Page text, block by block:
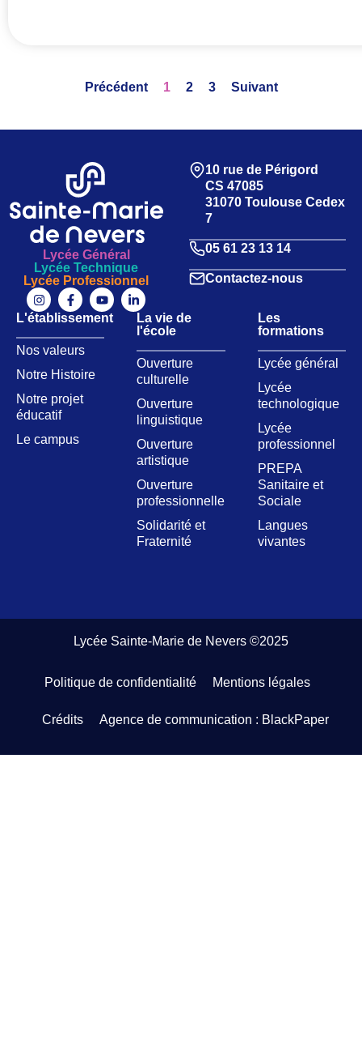
Précédent 1 2 3 Suivant
Lycée Général
Lycée Technique
Lycée Professionnel
10 rue de Périgord
CS 47085
31070 Toulouse Cedex
7
05 61 23 13 14
Contactez-nous
L'établissement
Nos valeurs​
Notre Histoire
Notre projet
éducatif
Le campus
La vie de
l'école
Ouverture
culturelle
Ouverture
linguistique
Ouverture
artistique
Ouverture
professionnelle
Solidarité et
Fraternité
Les
formations
Lycée général
Lycée
technologique
Lycée
professionnel
PREPA
Sanitaire et
Sociale
Langues
vivantes
Lycée Sainte-Marie de Nevers ©2025
Politique de confidentialité Mentions légales
Crédits Agence de communication : BlackPaper